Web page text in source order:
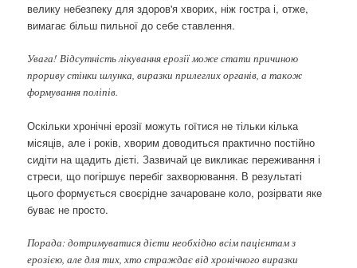
велику небезпеку для здоров'я хворих, ніж гостра і, отже,
вимагає більш пильної до себе ставлення.
Увага! Відсутність лікування ерозії може стати причиною
прориву стінки шлунка, виразки прилеглих органів, а також
формування поліпів.
Оскільки хронічні ерозії можуть гоїтися не тільки кілька
місяців, але і років, хворим доводиться практично постійно
сидіти на щадить дієті. Зазвичай це викликає переживання і
стреси, що погіршує перебіг захворювання. В результаті
цього формується своєрідне зачароване коло, розірвати яке
буває не просто.
Порада: дотримуватися дієти необхідно всім пацієнтам з
ерозією, але для тих, хто страждає від хронічного виразки